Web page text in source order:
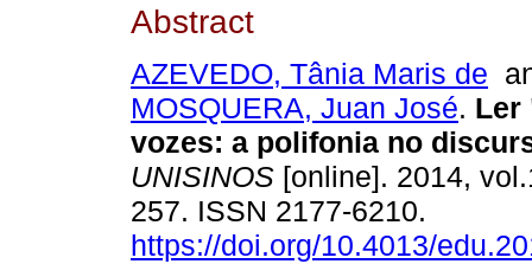
Abstract
AZEVEDO, Tânia Maris de
MOSQUERA, Juan José. Ler
vozes: a polifonia no
UNISINOS [online]. 2014,
257. ISSN 2177-6210.
https://doi.org/10.4013/